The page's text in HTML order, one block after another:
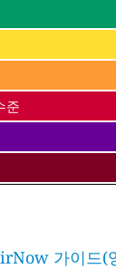
준
가이드(